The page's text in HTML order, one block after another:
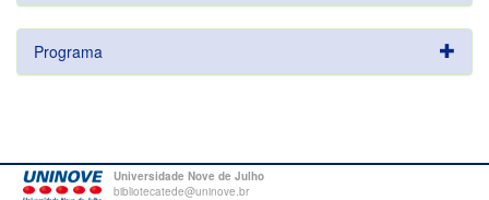
Programa
Universidade Nove de Julho
bibliotecatede@uninove.br